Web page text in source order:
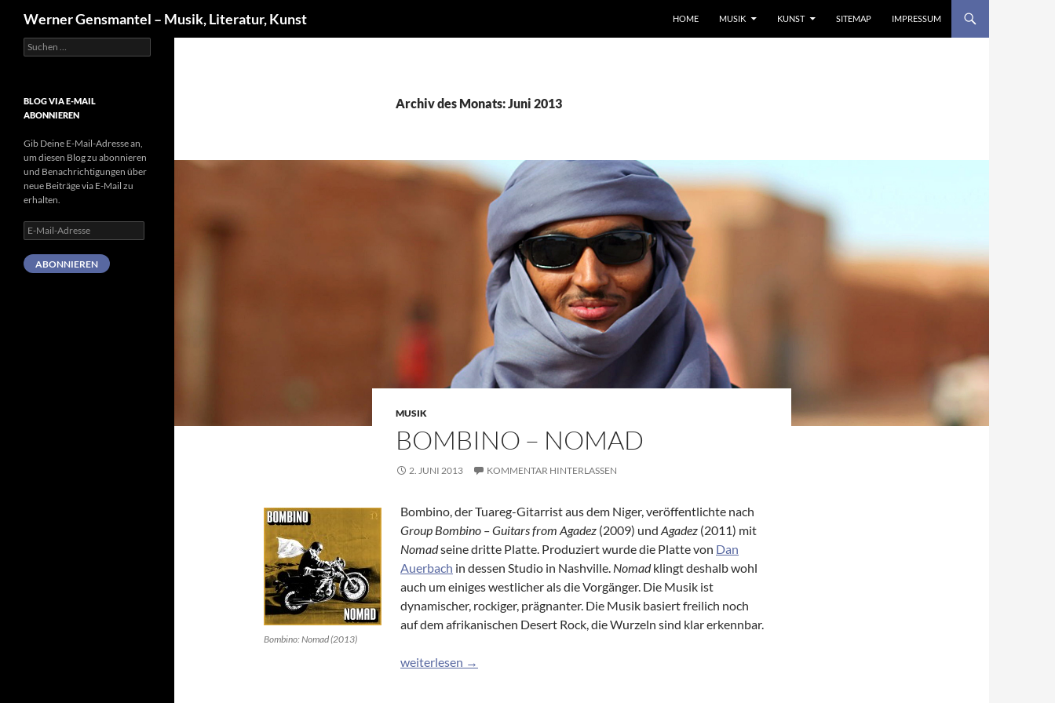
Werner Gensmantel – Musik, Literatur, Kunst HOME MUSIK KUNST SITEMAP IMPRESSUM
Archiv des Monats: Juni 2013
MUSIK
BOMBINO – NOMAD
2. JUNI 2013 KOMMENTAR HINTERLASSEN
Bombino: Nomad (2013)
Bombino, der Tuareg-Gitarrist aus dem Niger, veröffentlichte nach
Group Bombino – Guitars from Agadez (2009) und Agadez (2011) mit
Nomadseine dritte Platte. Produziert wurde die Platte von Dan
Auerbach in dessen Studio in Nashville. Nomadklingt deshalb wohl
auch um einiges westlicher als die Vorgänger. Die Musik ist
dynamischer, rockiger, prägnanter. Die Musik basiert freilich noch
auf dem afrikanischen Desert Rock, die Wurzeln sind klar erkennbar.
Bombino – Nomad
weiterlesen →
Suchen
nach:
BLOG VIA E-MAIL
ABONNIEREN
Gib Deine E-Mail-Adresse an,
um diesen Blog zu abonnieren
und Benachrichtigungen über
neue Beiträge via E-Mail zu
erhalten.
E-
Mail-
Adresse
ABONNIEREN